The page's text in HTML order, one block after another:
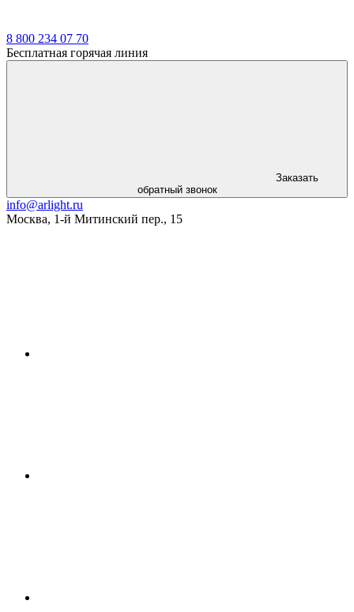
8 800 234 07 70
Бесплатная горячая линия
Заказать
обратный звонок
info@arlight.ru
Москва, 1-й Митинский пер., 15